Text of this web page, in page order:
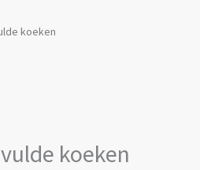
koeken
koeken